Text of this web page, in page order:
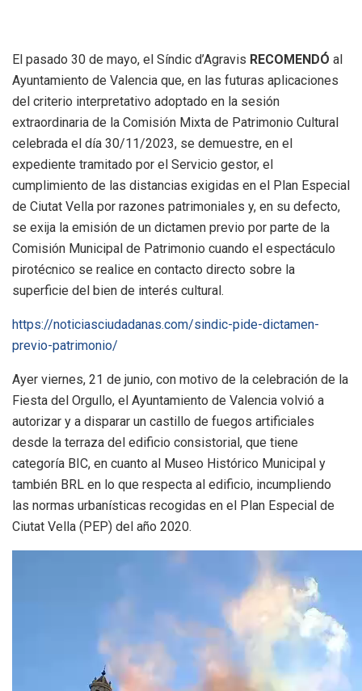
El pasado 30 de mayo, el Síndic d’Agravis RECOMENDÓ al
Ayuntamiento de Valencia que, en las futuras aplicaciones
del criterio interpretativo adoptado en la sesión
extraordinaria de la Comisión Mixta de Patrimonio Cultural
celebrada el día 30/11/2023, se demuestre, en el
expediente tramitado por el Servicio gestor, el
cumplimiento de las distancias exigidas en el Plan Especial
de Ciutat Vella por razones patrimoniales y, en su defecto,
se exija la emisión de un dictamen previo por parte de la
Comisión Municipal de Patrimonio cuando el espectáculo
pirotécnico se realice en contacto directo sobre la
superficie del bien de interés cultural.
https://noticiasciudadanas.com/sindic-pide-dictamen-
previo-patrimonio/
Ayer viernes, 21 de junio, con motivo de la celebración de la
Fiesta del Orgullo, el Ayuntamiento de Valencia volvió a
autorizar y a disparar un castillo de fuegos artificiales
desde la terraza del edificio consistorial, que tiene
categoría BIC, en cuanto al Museo Histórico Municipal y
también BRL en lo que respecta al edificio, incumpliendo
las normas urbanísticas recogidas en el Plan Especial de
Ciutat Vella (PEP) del año 2020.